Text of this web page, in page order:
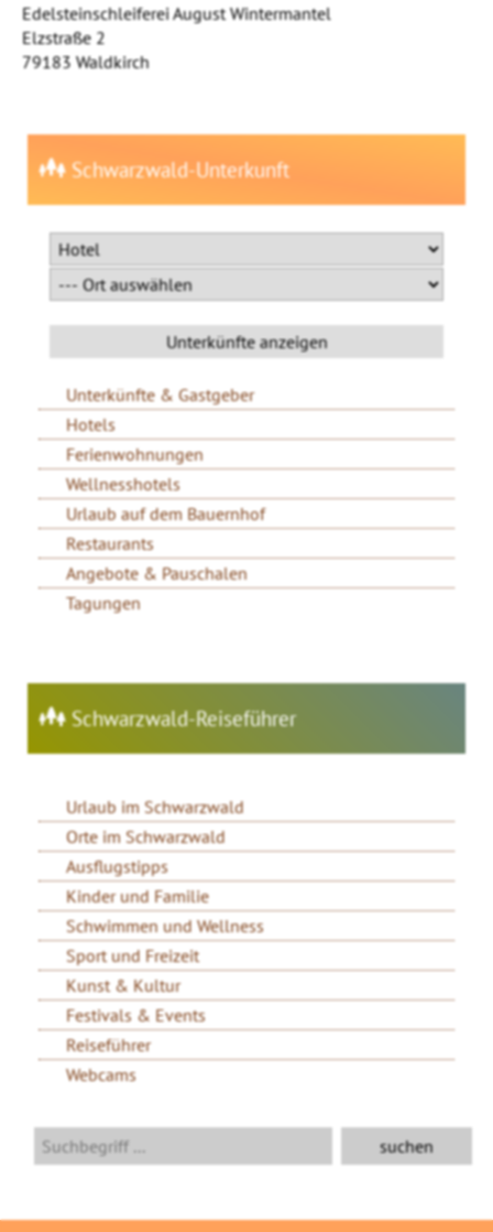
Edelsteinschleiferei August Wintermantel
Elzstraße 2
79183 Waldkirch
Schwarzwald-Unterkunft
Unterkünfte & Gastgeber
Hotels
Ferienwohnungen
Wellnesshotels
Urlaub auf dem Bauernhof
Restaurants
Angebote & Pauschalen
Tagungen
Schwarzwald-Reiseführer
Urlaub im Schwarzwald
Orte im Schwarzwald
Ausflugstipps
Kinder und Familie
Schwimmen und Wellness
Sport und Freizeit
Kunst & Kultur
Festivals & Events
Reiseführer
Webcams